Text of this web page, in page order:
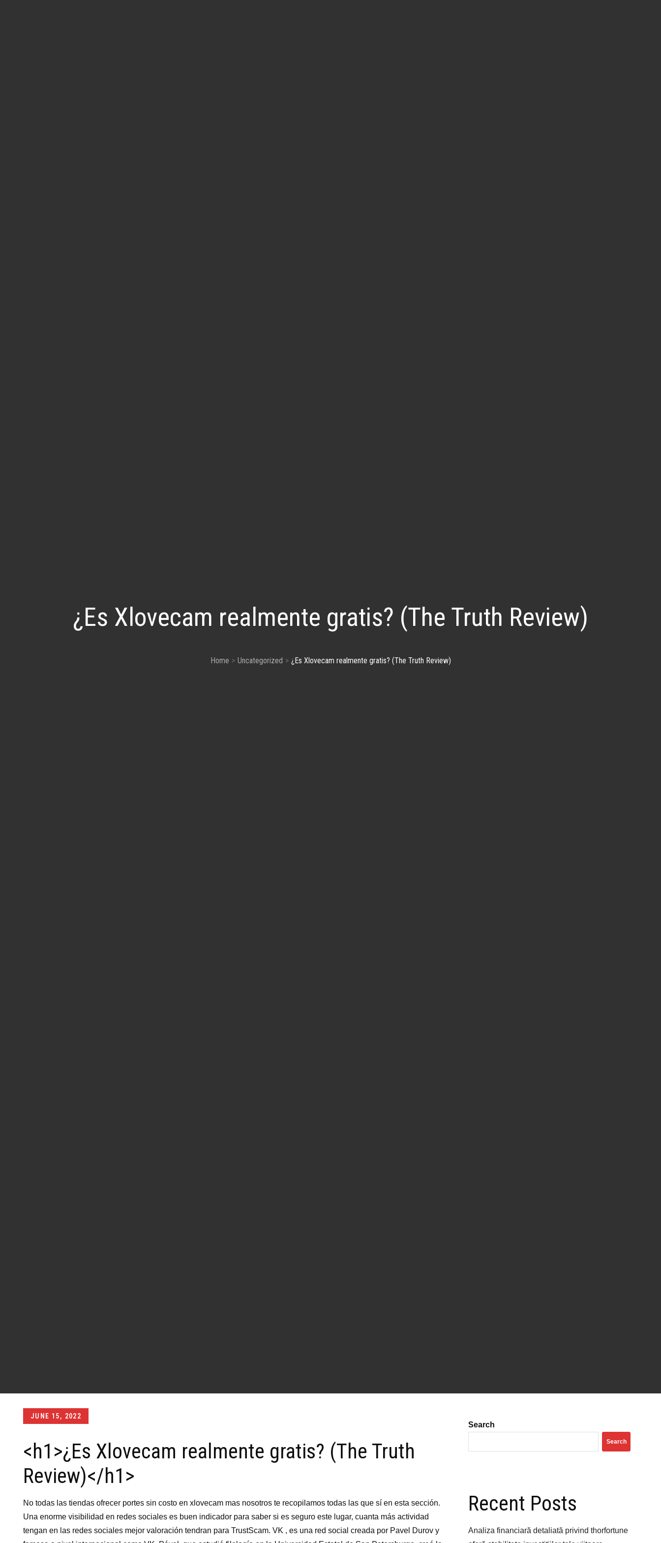
¿Es Xlovecam realmente gratis? (The Truth Review)
Home Uncategorized ¿Es Xlovecam realmente gratis? (The Truth Review)
Posted
JUNE 15, 2022
<h1>¿Es Xlovecam realmente gratis? (The Truth
Review)</h1>
No todas las tiendas ofrecer portes sin costo en xlovecam mas nosotros te recopilamos todas las que sí en esta sección.
Una enorme visibilidad en redes sociales es buen indicador para saber si es seguro este lugar, cuanta más actividad
tengan en las redes sociales mejor valoración tendran para TrustScam. VK , es una red social creada por Pavel Durov y
Search
Search
Recent Posts
Analiza financiară detaliată privind thorfortune